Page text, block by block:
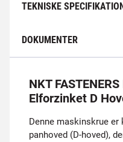
TEKNISKE
DOKUMENTER
NKT
Elforzinket D
Denne maskinskrue
panhoved (D-hoved),